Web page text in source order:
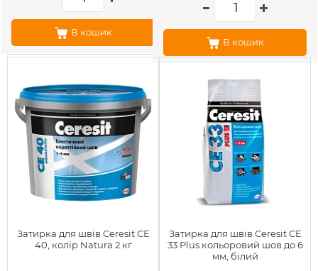
В кошик
В кошик
Затирка для швів Ceresit СЕ
40, колір Natura 2 кг
Затирка для швів Ceresit CE
33 Plus кольоровий шов до 6
мм, білий